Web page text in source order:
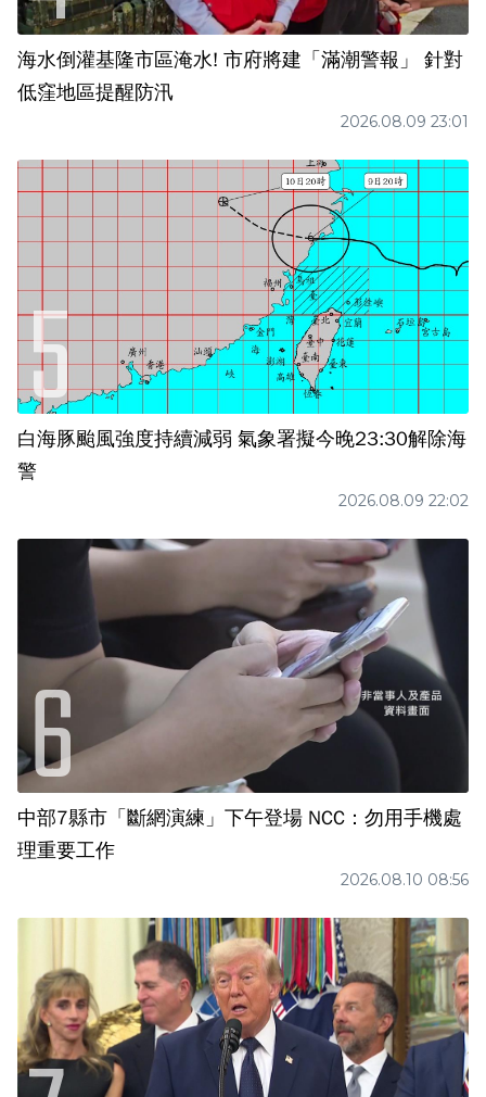
海水倒灌基隆市區淹水! 市府將建「滿潮警報」 針對
低窪地區提醒防汛
2026.08.09 23:01
白海豚颱風強度持續減弱 氣象署擬今晚23:30解除海
警
2026.08.09 22:02
中部7縣市「斷網演練」下午登場 NCC：勿用手機處
理重要工作
2026.08.10 08:56